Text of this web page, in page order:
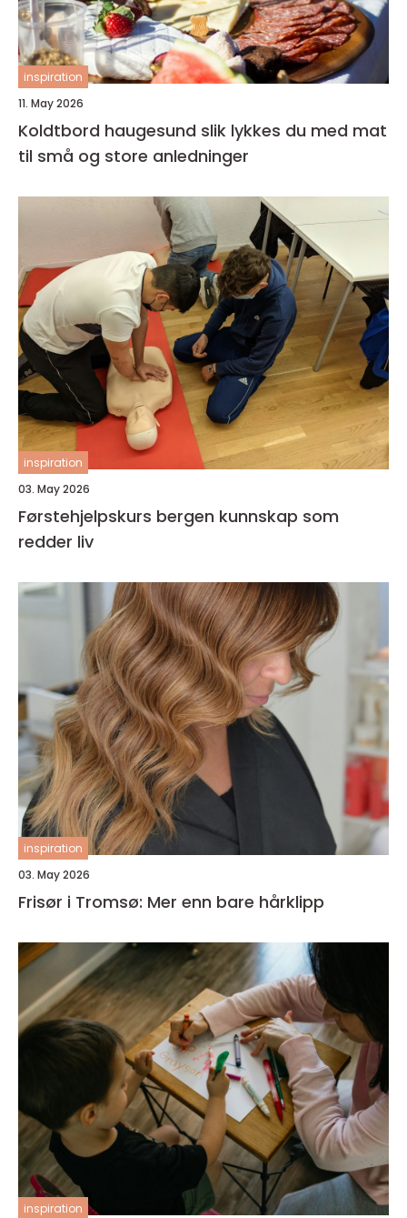
inspiration
11. May 2026
Koldtbord haugesund slik lykkes du med mat
til små og store anledninger
inspiration
03. May 2026
Førstehjelpskurs bergen kunnskap som
redder liv
inspiration
03. May 2026
Frisør i Tromsø: Mer enn bare hårklipp
inspiration